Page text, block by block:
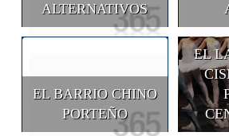
ALTERNATIVOS
EL BARRIO CHINO
PORTEÑO
EL